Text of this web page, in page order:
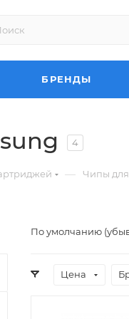
БРЕНДЫ
4
— Чипы
По умолчанию
Цена